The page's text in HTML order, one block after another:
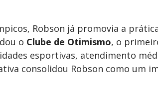
Robson já promovia a
o Clube de Otimismo, o
esportivas, atendimento
consolidou Robson como um